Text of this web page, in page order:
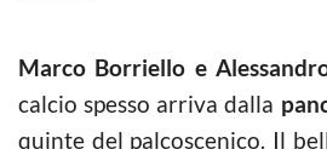
Marco Borriello e
calcio spesso arriva dalla
quinte del palcoscenico. Il